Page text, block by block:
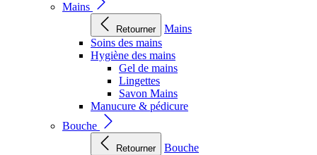
Mains
Retourner
Mains
Soins des mains
Hygiène des mains
Gel de mains
Lingettes
Savon Mains
Manucure & pédicure
Bouche
Retourner
Bouche